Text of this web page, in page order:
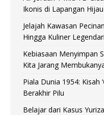
Ikonis di Lapangan Hijau
Jelajah Kawasan
Hingga Kuliner
Kebiasaan Menyimpan
Kita Jarang
Piala Dunia 1954: Kisah
Berakhir Pilu
Belajar dari Kasus